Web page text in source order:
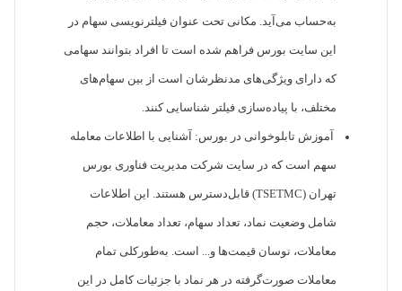
به‌حساب می‌آید. مکانی تحت عنوان فیلترنویسی سهام در
این سایت بورس فراهم شده است تا افراد بتوانند سهامی
که دارای ویژگی‌های مدنظرشان است از بین سهام‌های
مختلف، با پیاده‌سازی فیلتر شناسایی کنند.
آموزش تابلوخوانی در بورس: آشنایی با اطلاعات معامله
سهم است که در سایت شرکت مدیریت فناوری بورس
تهران (TSETMC) قابل‌دسترس هستند. این اطلاعات
شامل وضعیت نماد، تعداد سهام، تعداد معاملات، حجم
معاملات، نوسان قیمت‌ها و... است. به‌طورکلی تمام
معاملات صورت‌گرفته در هر نماد با جزئیات کامل در این